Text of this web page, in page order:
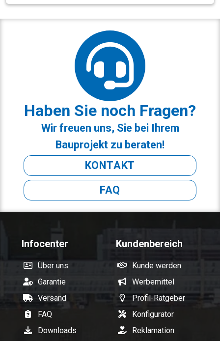
Haben Sie noch Fragen?
Wir freuen uns, Sie bei Ihrem
Bauprojekt zu beraten!
KONTAKT
FAQ
Infocenter
Über uns
Garantie
Versand
FAQ
Downloads
Kundenbereich
Kunde werden
Werbemittel
Profil-Ratgeber
Konfigurator
Reklamation